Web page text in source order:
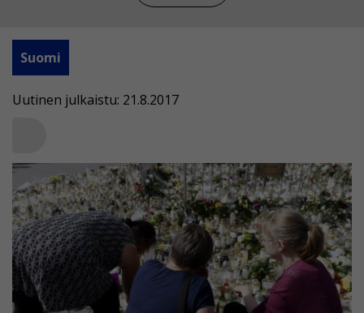
Suomi
Uutinen julkaistu: 21.8.2017